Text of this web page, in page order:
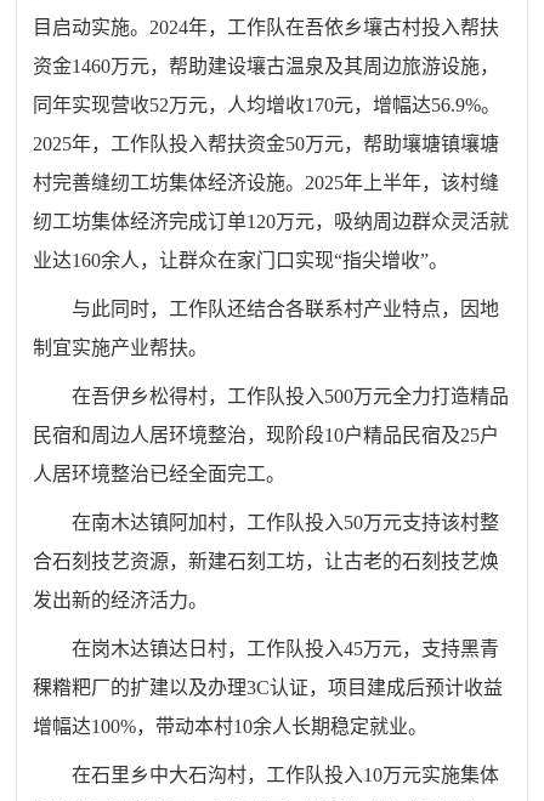
目启动实施。2024年，工作队在吾依乡壤古村投入帮扶
资金1460万元，帮助建设壤古温泉及其周边旅游设施，
同年实现营收52万元，人均增收170元，增幅达56.9%。
2025年，工作队投入帮扶资金50万元，帮助壤塘镇壤塘
村完善缝纫工坊集体经济设施。2025年上半年，该村缝
纫工坊集体经济完成订单120万元，吸纳周边群众灵活就
业达160余人，让群众在家门口实现“指尖增收”。
与此同时，工作队还结合各联系村产业特点，因地
制宜实施产业帮扶。
在吾伊乡松得村，工作队投入500万元全力打造精品
民宿和周边人居环境整治，现阶段10户精品民宿及25户
人居环境整治已经全面完工。
在南木达镇阿加村，工作队投入50万元支持该村整
合石刻技艺资源，新建石刻工坊，让古老的石刻技艺焕
发出新的经济活力。
在岗木达镇达日村，工作队投入45万元，支持黑青
稞糌粑厂的扩建以及办理3C认证，项目建成后预计收益
增幅达100%，带动本村10余人长期稳定就业。
在石里乡中大石沟村，工作队投入10万元实施集体